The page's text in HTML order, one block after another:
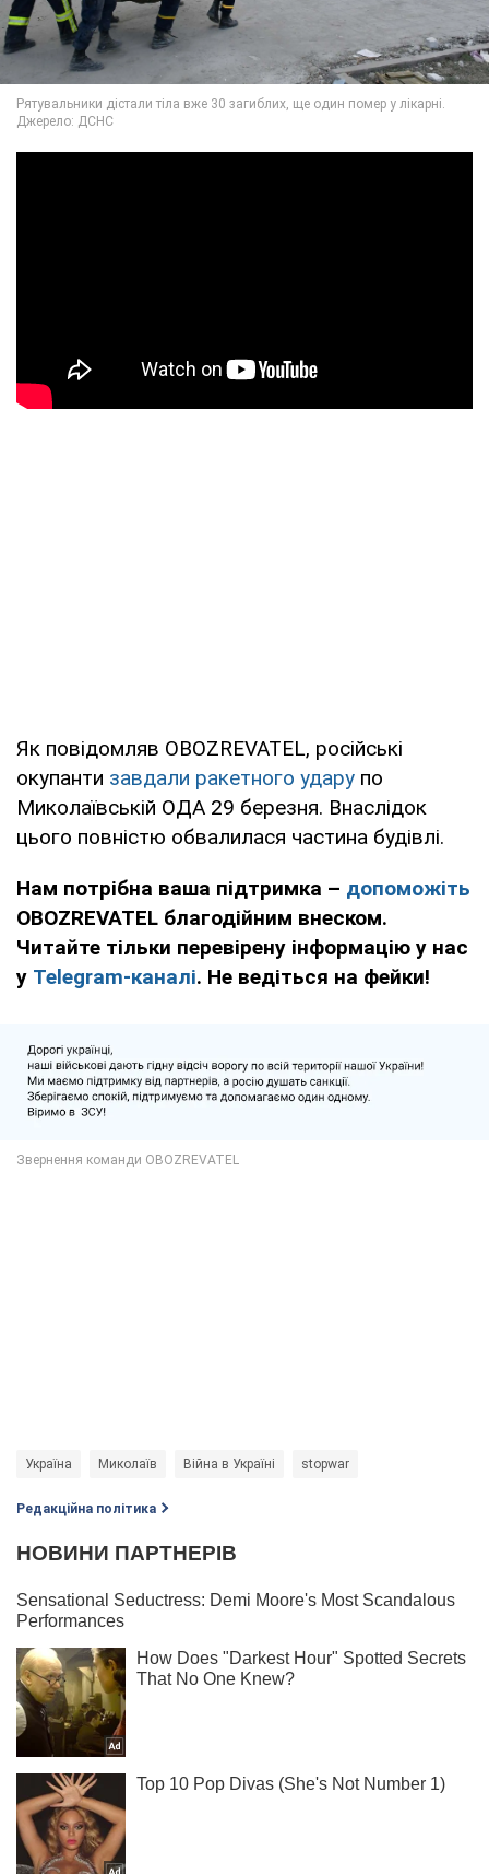
Як повідомляв OBOZREVATEL, російські
окупанти завдали ракетного удару по
Миколаївській ОДА 29 березня. Внаслідок
цього повністю обвалилася частина будівлі.
Нам потрібна ваша підтримка – допоможіть
OBOZREVATEL благодійним внеском.
Читайте тільки перевірену інформацію у нас
у Telegram-каналі. Не ведіться на фейки!
Україна Миколаїв Війна в Україні stopwar
Редакційна політика